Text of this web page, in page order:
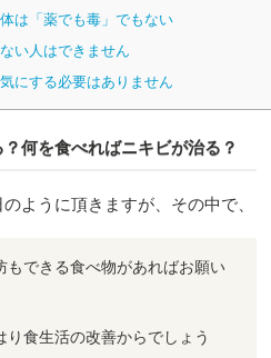
は「薬でも毒」でもない
い人はできません
にする必要はありません
何を食べればニキビが治る？
ように頂きますが、その中で、
もできる食べ物があればお願い
食生活の改善からでしょう